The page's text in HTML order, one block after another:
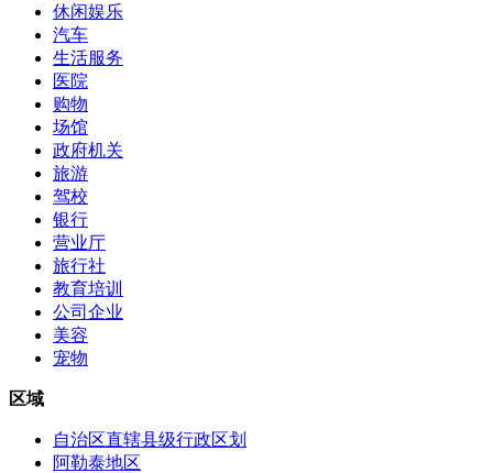
休闲娱乐
汽车
生活服务
医院
购物
场馆
政府机关
旅游
驾校
银行
营业厅
旅行社
教育培训
公司企业
美容
宠物
区域
自治区直辖县级行政区划
阿勒泰地区